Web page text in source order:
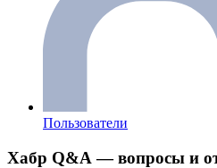
Пользователи
Хабр Q&A — вопросы и